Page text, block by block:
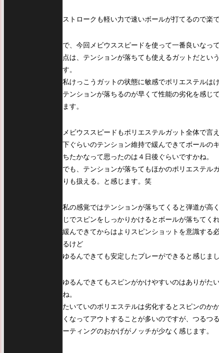
ストロークも軽い力で速いボールが打てるので楽
で、今回メビウススピードを使って一番良いなっ
点は、テンションが落ちても使えるガットだとい
す。
私けっこうガットの状態に敏感でポリエステルは
テンションが落ちるのが早くて性能の劣化を感じ
ます。
メビウススピードもポリエステルガット全体で言
下ぐらいのテンション維持で緩んできてボールの
ちたかなって思ったのは４日後ぐらいですかね。
でも、テンションが落ちてもほかのポリエステル
りも扱える。と感じます。笑
私の感覚ではテンションが落ちてくると弾道が高
じでスピンをしっかりかけるとボールが落ちてく
緩んできてからはよりスピンショットを意識する
るけど
ゆるんできても安定したプレーができると感じま
ゆるんできてもスピンがかけやすいのはありがた
ね。
たいていのポリエステルは劣化するとスピンのか
くなってアウトすることが多いのですが、つるつ
ーティングのおかげがノッチが少なく感じます。